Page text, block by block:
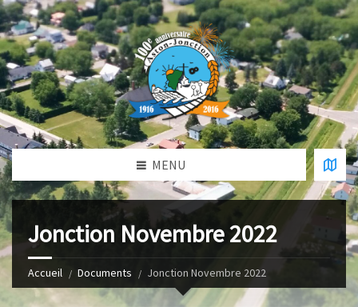
MENU
Jonction Novembre 2022
Accueil Documents Jonction Novembre 2022